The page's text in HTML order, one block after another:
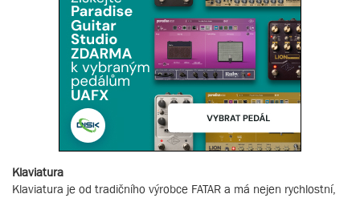
Klaviatura
Klaviatura je od tradičního výrobce FATAR a má nejen rychlostní,